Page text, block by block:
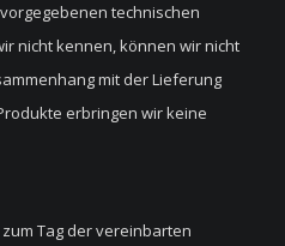
technischen
nicht kennen, können wir nicht
mit der Lieferung
erbringen wir keine
Tag der vereinbarten